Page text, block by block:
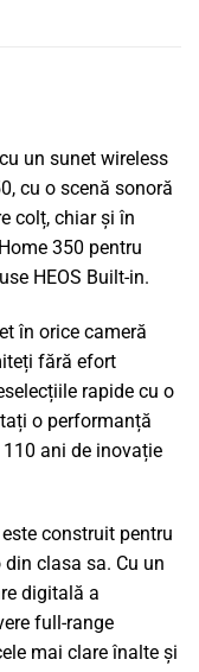
un sunet wireless
cu o scenă sonoră
colț, chiar și în
350 pentru
HEOS Built-in.
în orice cameră
fără efort
rapide cu o
o performanță
ani de inovație
construit pentru
clasa sa. Cu un
digitală a
full-range
mai clare înalte și